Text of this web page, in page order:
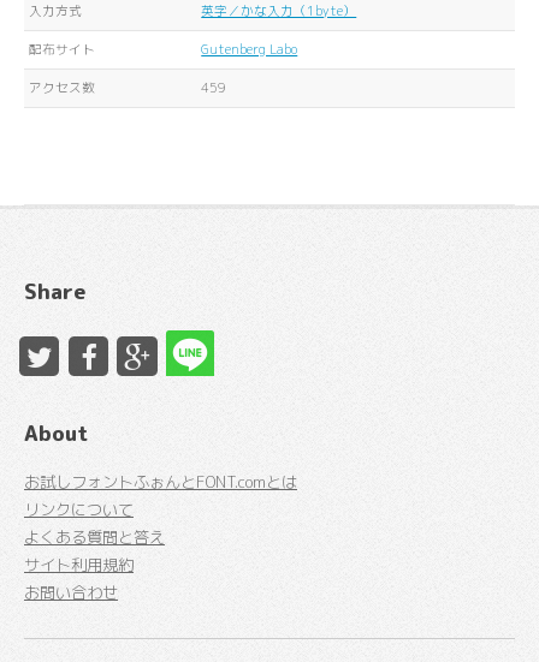
入力方式 英字／かな入力（1byte）
配布サイト Gutenberg Labo
アクセス数 459
Share
About
お試しフォントふぉんとFONT.comとは
リンクについて
よくある質問と答え
サイト利用規約
お問い合わせ